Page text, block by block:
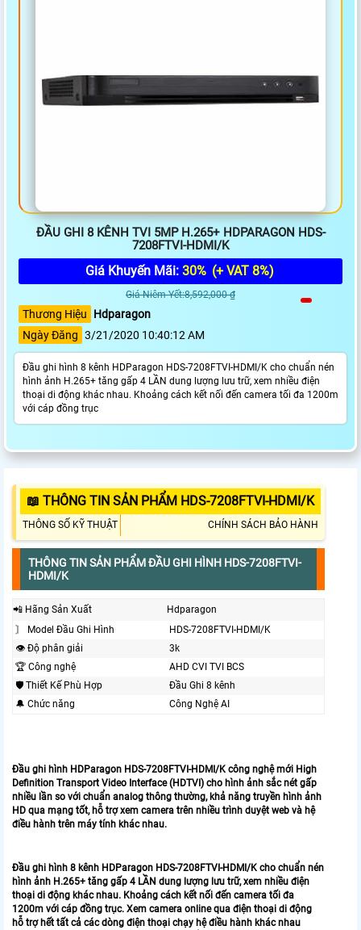
ĐẦU GHI 8 KÊNH TVI 5MP H.265+ HDPARAGON HDS-
7208FTVI-HDMI/K
Giá Khuyến Mãi: 30% (+ VAT 8%)
Giá Niêm Yết:8,592,000 ₫
Thương Hiệu
Hdparagon
Ngày Đăng 3/21/2020 10:40:12 AM
Đầu ghi hình 8 kênh HDParagon HDS-7208FTVI-HDMI/K cho chuẩn nén
hình ảnh H.265+ tăng gấp 4 LẦN dung lượng lưu trữ, xem nhiều điện
thoại di động khác nhau. Khoảng cách kết nối đến camera tối đa 1200m
với cáp đồng trục
📖 THÔNG TIN SẢN PHẨM HDS-7208FTVI-HDMI/K
THÔNG SỐ KỸ THUẬT CHÍNH SÁCH BẢO HÀNH
THÔNG TIN SẢN PHẨM ĐẦU GHI HÌNH HDS-7208FTVI-
HDMI/K
📲 Hãng Sản Xuất
Hdparagon
〙 Model Đầu Ghi Hình
HDS-7208FTVI-HDMI/K
👁 Độ phân giải
3k
🏆 Công nghệ
AHD CVI TVI BCS
🛡 Thiết Kế Phù Hợp
Đầu Ghi 8 kênh
🔔 Chức năng
Công Nghệ AI
Đầu ghi hình HDParagon HDS-7208FTVI-HDMI/K công nghệ mới High
Definition Transport Video Interface (HDTVI) cho hình ảnh sắc nét gấp
nhiều lần so với chuẩn analog thông thường, khả năng truyền hình ảnh
HD qua mạng tốt, hỗ trợ xem camera trên nhiều trình duyệt web và hệ
điều hành trên máy tính khác nhau.
Đầu ghi hình 8 kênh HDParagon HDS-7208FTVI-HDMI/K cho chuẩn nén
hình ảnh H.265+ tăng gấp 4 LẦN dung lượng lưu trữ, xem nhiều điện
thoại di động khác nhau. Khoảng cách kết nối đến camera tối đa
1200m với cáp đồng trục. Xem camera online qua điện thoại di động
hỗ trợ hết tất cả các dòng điện thoại chạy hệ điều hành khác nhau